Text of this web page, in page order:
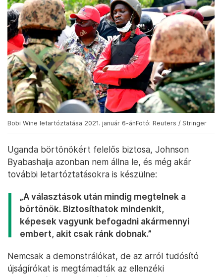
Bobi Wine letartóztatása 2021. január 6-ánFotó: Reuters / Stringer
Uganda börtönökért felelős biztosa, Johnson
Byabashaija azonban nem állna le, és még akár
további letartóztatásokra is készülne:
„A választások után mindig megtelnek a
börtönök. Biztosíthatok mindenkit,
képesek vagyunk befogadni akármennyi
embert, akit csak ránk dobnak.”
Nemcsak a demonstrálókat, de az arról tudósító
újságírókat is megtámadták az ellenzéki